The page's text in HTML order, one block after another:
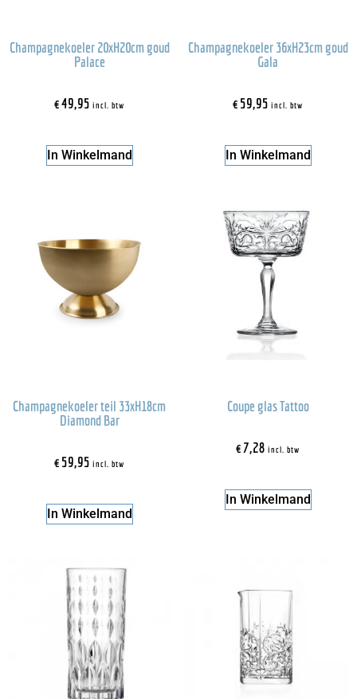
Champagnekoeler 20xH20cm goud
Palace
€49,95 incl. btw
In Winkelmand
Champagnekoeler 36xH23cm goud
Gala
€59,95 incl. btw
In Winkelmand
Champagnekoeler teil 33xH18cm
Diamond Bar
€59,95 incl. btw
In Winkelmand
Coupe glas Tattoo
€7,28 incl. btw
In Winkelmand